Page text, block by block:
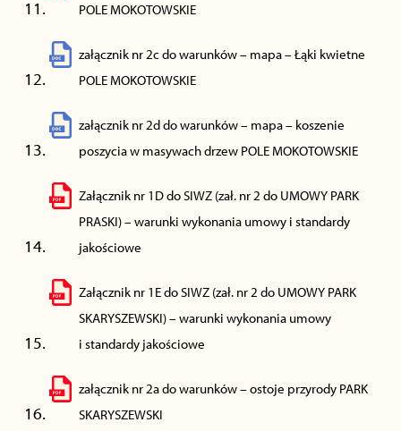
POLE MOKOTOWSKIE
załącznik nr 2c do warunków – mapa – Łąki kwietne
POLE MOKOTOWSKIE
załącznik nr 2d do warunków – mapa – koszenie
poszycia w masywach drzew POLE MOKOTOWSKIE
Załącznik nr 1D do SIWZ (zał. nr 2 do UMOWY PARK
PRASKI) – warunki wykonania umowy i standardy
jakościowe
Załącznik nr 1E do SIWZ (zał. nr 2 do UMOWY PARK
SKARYSZEWSKI) – warunki wykonania umowy
i standardy jakościowe
załącznik nr 2a do warunków – ostoje przyrody PARK
SKARYSZEWSKI